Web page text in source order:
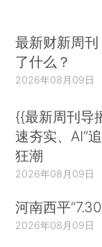
最新财新周
了什么？
2026年08月09日
{{最新周刊导
速夯实、AI“
狂潮
2026年08月09日
河南西平
2026年08月09日